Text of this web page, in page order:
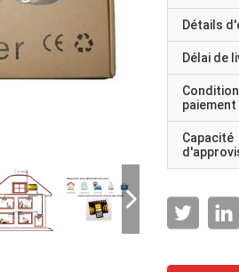
Détails
Délai de
paiement
Capacité